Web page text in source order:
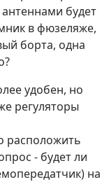
будет
в фюзеляже,
борта, одна
удобен, но
регуляторы
расположить
- будет ли
на